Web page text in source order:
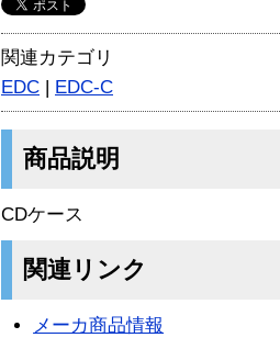
関連カテゴリ
EDC | EDC-C
商品説明
CDケース
関連リンク
メーカ商品情報